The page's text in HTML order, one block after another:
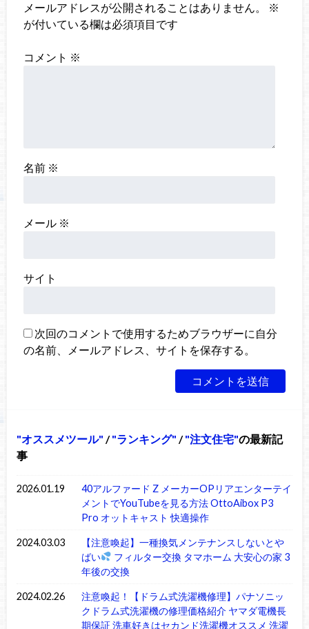
メールアドレスが公開されることはありません。
※
が付いている欄は必須項目です
コメント ※
名前 ※
メール ※
サイト
次回のコメントで使用するためブラウザーに自分
の名前、メールアドレス、サイトを保存する。
オススメツール / ランキング / 注文住宅 の最新記
事
2026.01.19
40アルファード Z メーカーOPリアエンターテイ
メントでYouTubeを見る方法 OttoAibox P3
Pro オットキャスト 快適操作
2024.03.03
【注意喚起】一種換気メンテナンスしないとや
ばい
フィルター交換 タマホーム 大安心の家 3
年後の交換
2024.02.26
注意喚起！【ドラム式洗濯機修理】パナソニッ
クドラム式洗濯機の修理価格紹介 ヤマダ電機長
期保証 洗車好きはセカンド洗濯機オススメ 洗濯